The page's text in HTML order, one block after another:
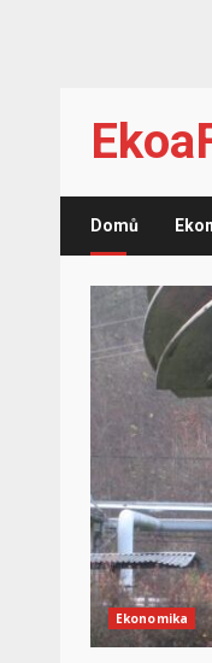
content
Domů
Ekonomika